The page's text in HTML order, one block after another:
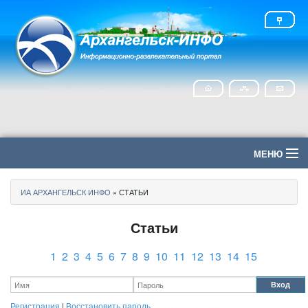
МЕНЮ
Главная
Общество
ИА АРХАНГЕЛЬСК ИНФО » СТАТЬИ
Статьи
1 2 3 4 5 6 7 8 9 10 11 12 13 14 15
Вход